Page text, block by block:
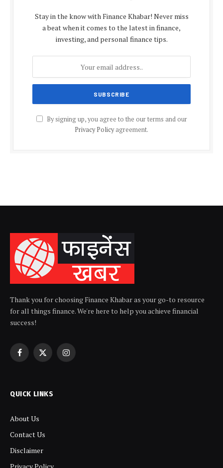
Stay in the know with Finance Khabar! Never miss
a beat when it comes to the latest in finance,
investing, and personal finance tips.
By signing up, you agree to the our terms and our
Privacy Policyagreement.
Thank you for choosing Finance Khabar as your go-to resource
for all things finance. We're here to help you achieve financial
success!
Facebook
X
Instagram
QUICK LINKS
About Us
Contact Us
Disclaimer